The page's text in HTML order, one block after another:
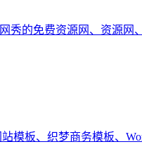
的免费资源网、资源网
板、织梦商务模板、